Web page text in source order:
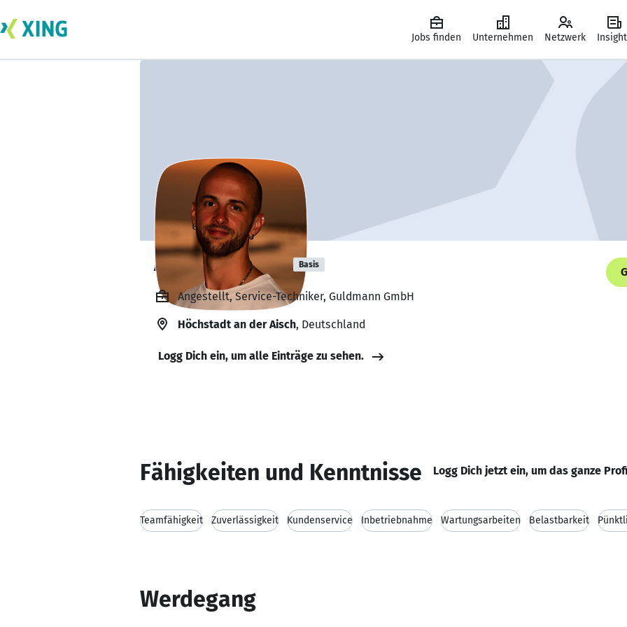
Jobs finden Unternehmen Netzwerk
Alex Martinyuk Basis
Angestellt, Service-Techniker, Guldmann GmbH
Höchstadt an der Aisch, Deutschland
Logg Dich ein, um alle Einträge zu sehen.
Fähigkeiten und Kenntnisse Logg Dich jetzt ein, um das ganze
Teamfähigkeit Zuverlässigkeit Kundenservice Inbetriebnahme Wartungsarbeiten Belastbarkeit
Werdegang